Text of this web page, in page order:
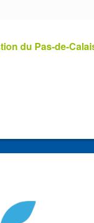
du Pas-de-